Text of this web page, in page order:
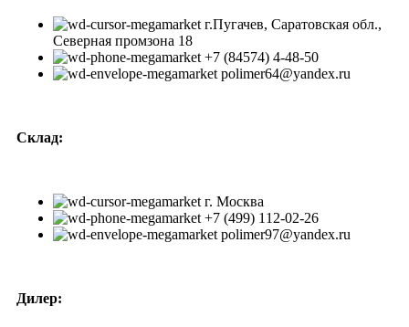
г.Пугачев, Саратовская обл.,
Северная промзона 18
+7 (84574) 4-48-50
polimer64@yandex.ru
Склад:
г. Москва
+7 (499) 112-02-26
polimer97@yandex.ru
Дилер: